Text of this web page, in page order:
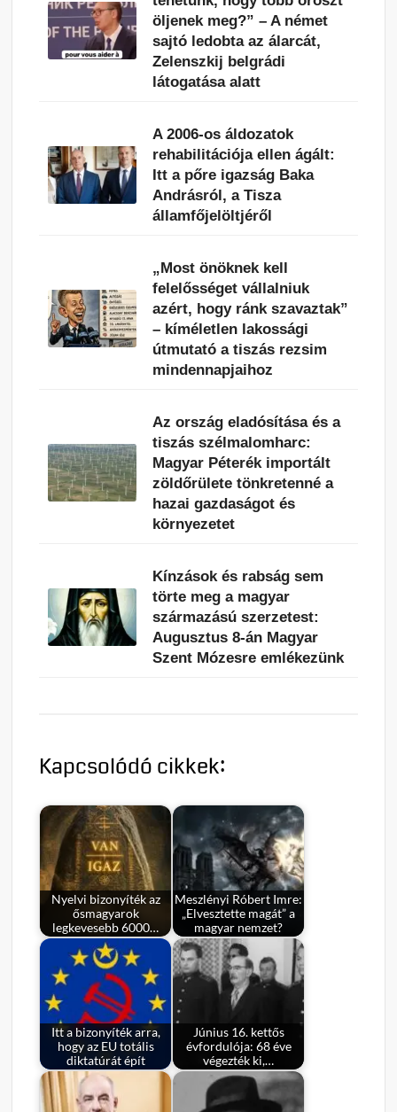
öljenek meg?” – A német
sajtó ledobta az álarcát,
Zelenszkij belgrádi
látogatása alatt
A 2006-os áldozatok
rehabilitációja ellen ágált:
Itt a pőre igazság Baka
Andrásról, a Tisza
államfőjelöltjéről
„Most önöknek kell
felelősséget vállalniuk
azért, hogy ránk szavaztak”
– kíméletlen lakossági
útmutató a tiszás rezsim
mindennapjaihoz
Az ország eladósítása és a
tiszás szélmalomharc:
Magyar Péterék importált
zöldőrülete tönkretenné a
hazai gazdaságot és
környezetet
Kínzások és rabság sem
törte meg a magyar
származású szerzetest:
Augusztus 8-án Magyar
Szent Mózesre emlékezünk
Kapcsolódó cikkek:
Nyelvi bizonyíték az
ősmagyarok
legkevesebb 6000…
Meszlényi Róbert Imre:
„Elvesztette magát” a
magyar nemzet?
Itt a bizonyíték arra,
hogy az EU totális
diktatúrát épít
Június 16. kettős
évfordulója: 68 éve
végezték ki,…